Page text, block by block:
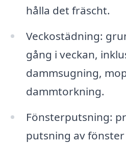
hålla det fräscht.
Veckostädning:
gång i veckan,
dammsugning,
dammtorkning.
Fönsterputsning:
putsning av